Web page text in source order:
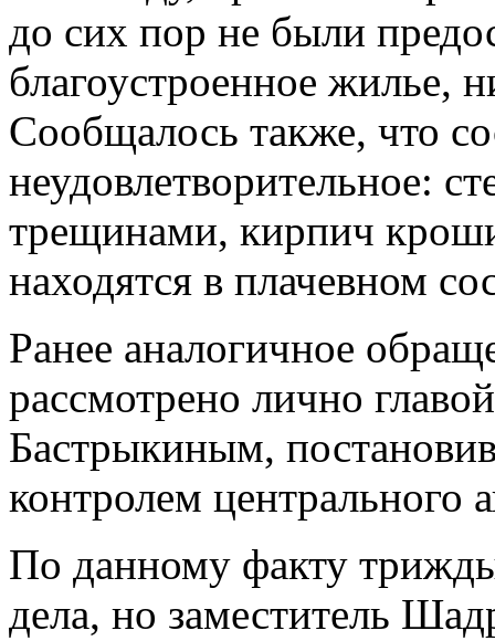
до сих пор не были
благоустроенное жилье,
Сообщалось также, что
неудовлетворительное:
трещинами, кирпич
находятся в плачевном
Ранее аналогичное
рассмотрено лично
Бастрыкиным,
контролем центрального
По данному факту
дела, но заместитель